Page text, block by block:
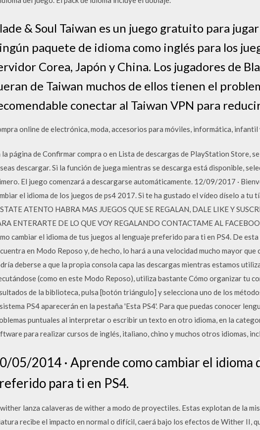
& Soul Taiwan es un juego gratuito para
paquete de idioma como inglés para los
Corea, Japón y China. Los jugadores de
de Taiwan muchos de ellos tienen el
conectar al Taiwan VPN para
online de electrónica, moda, accesorios para móviles, informática,
la página de Confirmar compra o en Lista de descargas de PlayStation Store,
descargar. Si la función de juega mientras se descarga está disponible,
El juego comenzará a descargarse automáticamente. 12/09/2017 ·
el idioma de los juegos de ps4 2017. Si te ha gustado el vídeo díselo a
ATENTO HABRA MAS JUEGOS QUE SE REGALAN, DALE LIKE Y
ENTERARTE DE LO QUE VOY REGALANDO CONTACTAME AL
cambiar el idioma de tus juegos al lenguaje preferido para ti en PS4. De
en Modo Reposo y, de hecho, lo hará a una velocidad mucho mayor
deberse a que la propia consola capa las descargas mientras estamos
(como en este Modo Reposo), utiliza bastante Cómo organizar tu
de la biblioteca, pulsa [botón triángulo] y selecciona uno de los
PS4 aparecerán en la pestaña 'Esta PS4'. Para que puedas conocer
puntuales al interpretar o escribir un texto en otro idioma, en la
para realizar cursos de inglés, italiano, chino y muchos otros idiomas,
05/2014 · Aprende como cambiar el idioma
para ti en PS4.
lanza calaveras de wither a modo de proyectiles. Estas explotan de la
recibe el impacto en normal o difícil, caerá bajo los efectos de Wither II,